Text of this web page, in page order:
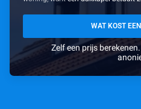
WAT KOST
Zelf een prijs